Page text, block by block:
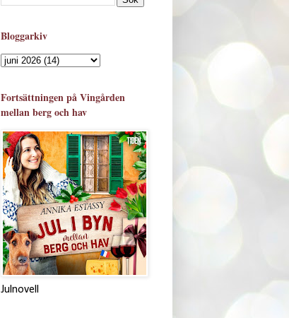
Bloggarkiv
Fortsättningen på Vingården
mellan berg och hav
Julnovell